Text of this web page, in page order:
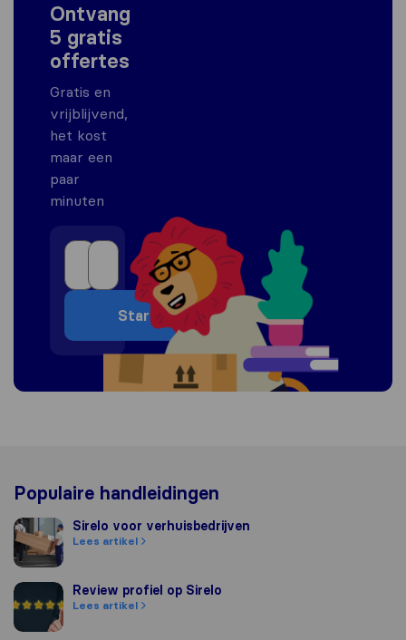
Populaire handleidingen
Sirelo voor verhuisbedrijven
Sirelo voor verhuisbedrijven
Lees artikel
Review profiel op Sirelo
Review profiel op Sirelo
Lees artikel
Ontvang
5 gratis
offertes
Gratis en
vrijblijvend,
het kost
maar een
paar
minuten
Start